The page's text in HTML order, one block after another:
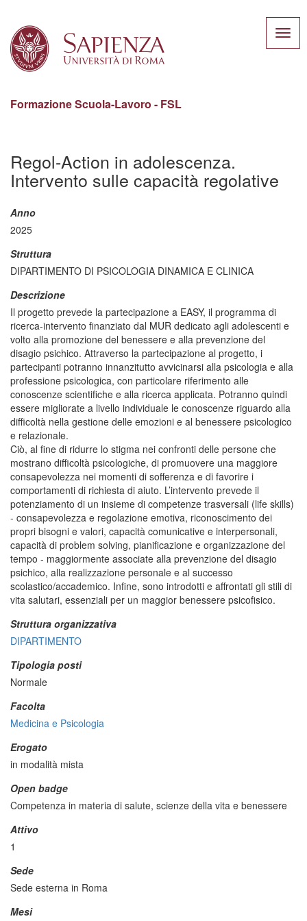
contenuto
principale
Formazione Scuola-Lavoro - FSL
Regol-Action in adolescenza.
Intervento sulle capacità regolative
Anno
2025
Struttura
DIPARTIMENTO DI PSICOLOGIA DINAMICA E CLINICA
Descrizione
Il progetto prevede la partecipazione a EASY, il programma di
ricerca-intervento finanziato dal MUR dedicato agli adolescenti e
volto alla promozione del benessere e alla prevenzione del
disagio psichico. Attraverso la partecipazione al progetto, i
partecipanti potranno innanzitutto avvicinarsi alla psicologia e alla
professione psicologica, con particolare riferimento alle
conoscenze scientifiche e alla ricerca applicata. Potranno quindi
essere migliorate a livello individuale le conoscenze riguardo alla
difficoltà nella gestione delle emozioni e al benessere psicologico
e relazionale.
Ciò, al fine di ridurre lo stigma nei confronti delle persone che
mostrano difficoltà psicologiche, di promuovere una maggiore
consapevolezza nei momenti di sofferenza e di favorire i
comportamenti di richiesta di aiuto. L’intervento prevede il
potenziamento di un insieme di competenze trasversali (life skills)
- consapevolezza e regolazione emotiva, riconoscimento dei
propri bisogni e valori, capacità comunicative e interpersonali,
capacità di problem solving, pianificazione e organizzazione del
tempo - maggiormente associate alla prevenzione del disagio
psichico, alla realizzazione personale e al successo
scolastico/accademico. Infine, sono introdotti e affrontati gli stili di
vita salutari, essenziali per un maggior benessere psicofisico.
Struttura organizzativa
DIPARTIMENTO
Tipologia posti
Normale
Facolta
Medicina e Psicologia
Erogato
in modalità mista
Open badge
Competenza in materia di salute, scienze della vita e benessere
Attivo
1
Sede
Sede esterna in Roma
Mesi